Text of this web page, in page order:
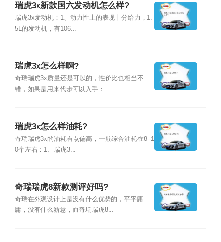
瑞虎3x新款国六发动机怎么样?
瑞虎3x发动机：1、动力性上的表现十分给力，1.
5L的发动机，有106...
瑞虎3x怎么样啊?
奇瑞瑞虎3x质量还是可以的，性价比也相当不
错，如果是用来代步可以入手：...
瑞虎3x怎么样油耗?
奇瑞瑞虎3x的油耗有点偏高，一般综合油耗在8--1
0个左右：1、瑞虎3...
奇瑞瑞虎8新款测评好吗?
奇瑞在外观设计上是没有什么优势的，平平庸
庸，没有什么新意，而奇瑞瑞虎8...